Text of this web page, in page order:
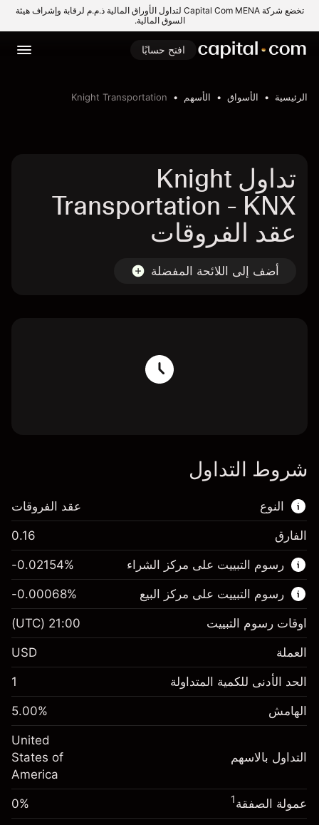
تخضع شركة Capital Com MENA لتداول الأوراق المالية ذ.م.م لرقابة وإشراف هيئة
السوق المالية.
افتح حسابًا
الرئيسية الأسواق الأسهم Knight Transportation
تداول Knight
Transportation - KNX
عقد الفروقات
أضف إلى اللائحة المفضلة
شروط التداول
النوع
هذا السوق المالي متاح للتداول من خلال عقود
الفروقات.
اعرف المزيد عن:
عقود الفروقات
عقد الفروقات
الفارق 0.16
رسوم التبييت على مركز الشراء
الهامش. استثمارك $1,000.00
-0.02154
%
(-$4.31)
المال من الرافعة المالية ~
الذهاب إلى المنصة
-0.02154%
رسوم التبييت على مركز البيع
الهامش. استثمارك $1,000.00
-0.000682
%
(-$0.14)
المال من الرافعة المالية ~$19,000.00
-0.00068%
اوقات رسوم التبييت 21:00
(UTC)
العملة USD
الحد الأدنى للكمية المتداولة 1
الهامش 5.00%
التداول بالاسهم
United
States of
America
عمولة الصفقة1
0%